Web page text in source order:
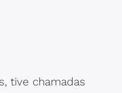
tive chamadas